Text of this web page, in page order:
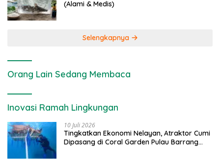
(Alami & Medis)
Selengkapnya
Orang Lain Sedang Membaca
Inovasi Ramah Lingkungan
10 Juli 2026
Tingkatkan Ekonomi Nelayan, Atraktor Cumi
Dipasang di Coral Garden Pulau Barrang